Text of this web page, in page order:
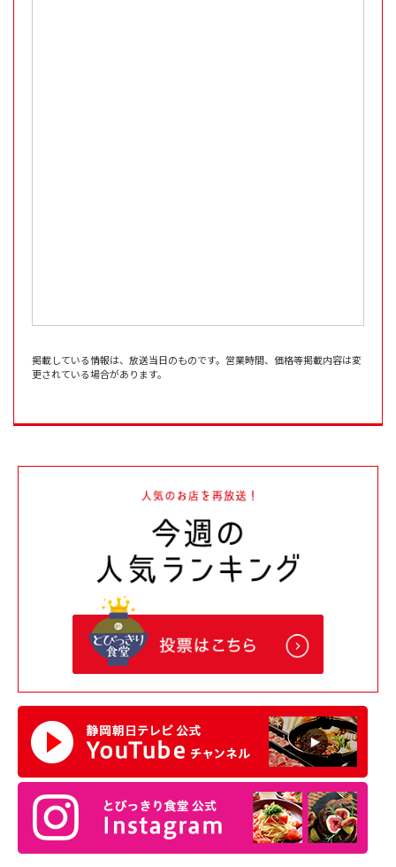
掲載している情報は、放送当日のものです。営業時間、価格等掲載内容は変
更されている場合があります。